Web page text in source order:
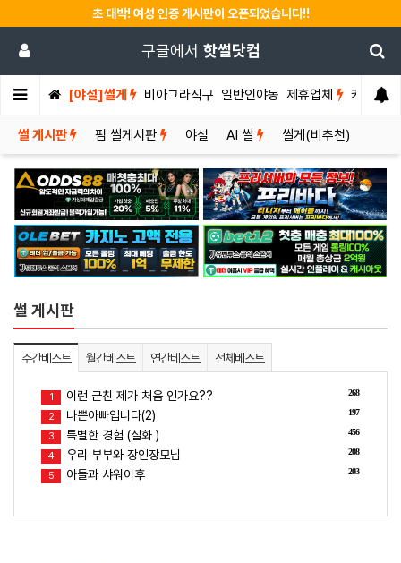
초 대박! 여성 인증 게시판이 오픈되었습니다!!
구글에서 핫썰닷컴
[야설]썰게 비아그라직구 일반인야동 제휴업체 커뮤니티
썰 게시판 펌 썰게시판 야설 AI 썰 썰게(비추천)
썰 게시판
주간베스트 월간베스트 연간베스트 전체베스트
268
1 이런 근친 제가 처음 인가요??
197
2 나쁜아빠입니다(2)
456
3 특별한 경험 (실화 )
208
4 우리 부부와 장인장모님
203
5 아들과 샤워이후